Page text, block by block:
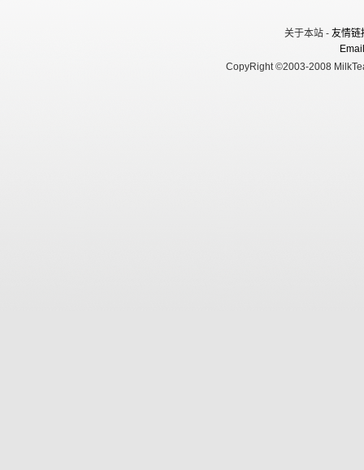
关于本站 - 友情链
CopyRight ©2003-2008